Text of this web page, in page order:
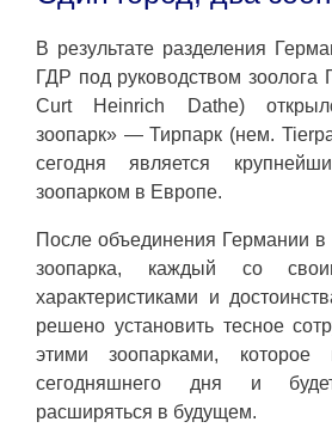
В результате разделения
ГДР под руководством зоолога
Curt Heinrich Dathe)
зоопарк» — Тирпарк (нем.
сегодня является
зоопарком в Европе.
После объединения Германии
зоопарка, каждый со
характеристиками и
решено установить тесное
этими зоопарками, которое
сегодняшнего дня и
расширяться в будущем.